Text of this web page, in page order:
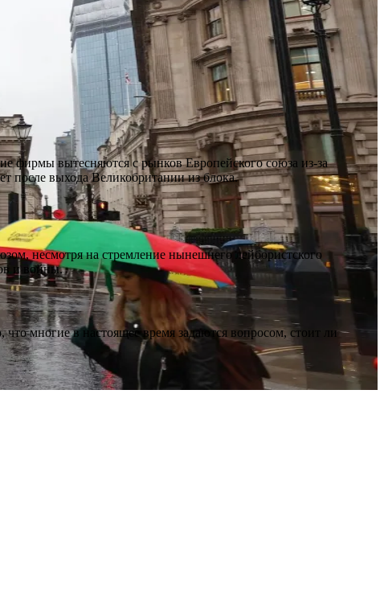
фирмы вытесняются с рынков Европейского союза из-за
после выхода Великобритании из блока.
несмотря на стремление нынешнего лейбористского
и войны.
многие в настоящее время задаются вопросом, стоит ли